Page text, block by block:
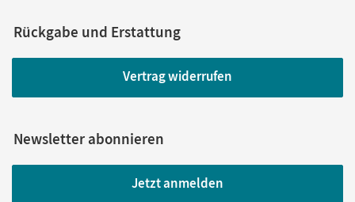
Rückgabe und Erstattung
Vertrag widerrufen
Newsletter abonnieren
Jetzt anmelden